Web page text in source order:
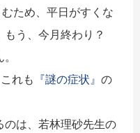
ため、平日がすくな
もう、今月終わり？
れも 『謎の症状』 の
は、若林理砂先生の